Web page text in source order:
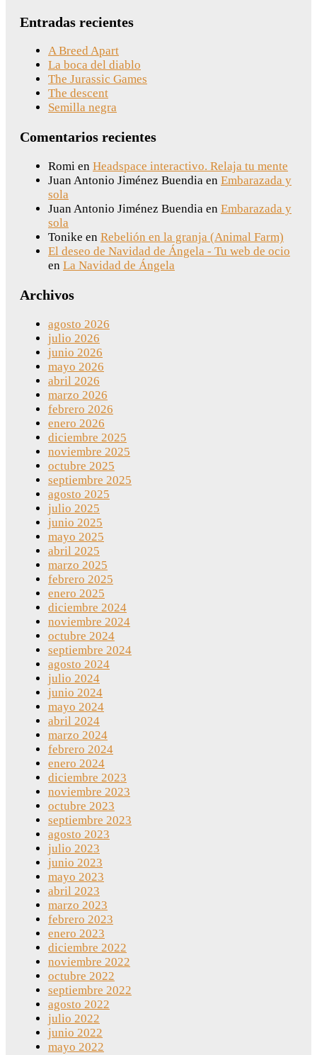
Entradas recientes
A Breed Apart
La boca del diablo
The Jurassic Games
The descent
Semilla negra
Comentarios recientes
Romi en Headspace interactivo. Relaja tu mente
Juan Antonio Jiménez Buendia en Embarazada y
sola
Juan Antonio Jiménez Buendia en Embarazada y
sola
Tonike en Rebelión en la granja (Animal Farm)
El deseo de Navidad de Ángela - Tu web de ocio
en La Navidad de Ángela
Archivos
agosto 2026
julio 2026
junio 2026
mayo 2026
abril 2026
marzo 2026
febrero 2026
enero 2026
diciembre 2025
noviembre 2025
octubre 2025
septiembre 2025
agosto 2025
julio 2025
junio 2025
mayo 2025
abril 2025
marzo 2025
febrero 2025
enero 2025
diciembre 2024
noviembre 2024
octubre 2024
septiembre 2024
agosto 2024
julio 2024
junio 2024
mayo 2024
abril 2024
marzo 2024
febrero 2024
enero 2024
diciembre 2023
noviembre 2023
octubre 2023
septiembre 2023
agosto 2023
julio 2023
junio 2023
mayo 2023
abril 2023
marzo 2023
febrero 2023
enero 2023
diciembre 2022
noviembre 2022
octubre 2022
septiembre 2022
agosto 2022
julio 2022
junio 2022
mayo 2022